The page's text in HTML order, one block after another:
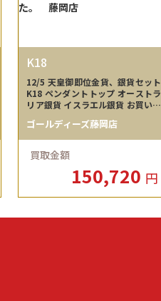
K18
12/5 天皇御即位金貨、銀貨セット
K18 ペンダントトップ オーストラ
リア銀貨 イスラエル銀貨 お買い取
店
ゴールディーズ藤岡店
買取金額
150,720 円